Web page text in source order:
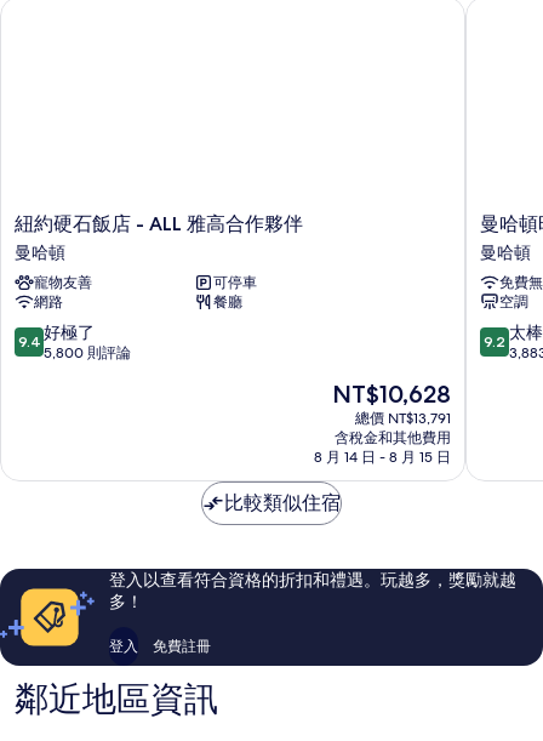
紐
約
硬
石
飯
店
-
夥
頓
紐約硬石飯店 - ALL 雅高合作夥伴
曼哈頓
寵物友善
可停車
網路
餐廳
9.4
分，
極
評
論
9.4 好極了
5,800 則評論
現
價
格
為
NT$10,628
NT$10,628
總價 NT$13,791
含稅金和其他費用
8 月 14 日 - 8 月 15 日
紐約硬石飯店 - ALL 雅高合作夥伴
曼
哈
頓
時
代
廣
場
曼
曼哈
曼哈頓
免費
空調
9.2
分，
棒
評
論
9.2 太
曼哈頓
比較類似住宿
登入以查看符合資格的折扣和禮遇。玩越多，獎勵就越
多！
登入 免費註冊
鄰近地區資訊